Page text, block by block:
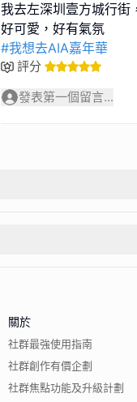
我去左深圳壹方城行
#我想去AIA嘉年華
評分
發表第一個留言...
關於
社群最強使用指南
社群創作有價企劃
社群焦點功能及升級計劃